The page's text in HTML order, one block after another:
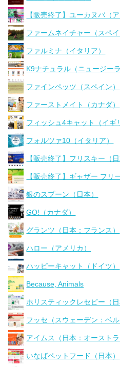
【販売終了】ユーカヌバ（ア
ファームネイチャー（スペイ
ファルミナ（イタリア）
K9ナチュラル（ニュージーラ
ファインペッツ（スペイン）
ファーストメイト（カナダ）
フィッシュ4キャット（イギ
フォルツァ10（イタリア）
【販売終了】フリスキー（日
【販売終了】ギャザー フリ
銀のスプーン（日本）
GO!（カナダ）
グランツ（日本：フランス）
ハロー（アメリカ）
ハッピーキャット（ドイツ）
Because, Animals
ホリスティックレセピー（日
フッセ（スウェーデン：ベル
アイムス（日本：オーストラ
いなばペットフード（日本）